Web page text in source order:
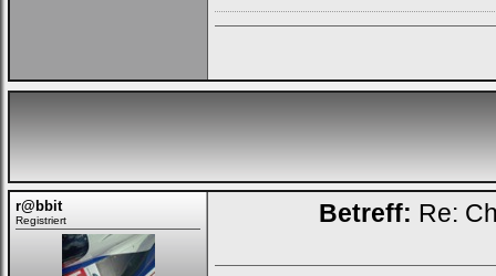
r@bbit
Registriert Betreff: Re: